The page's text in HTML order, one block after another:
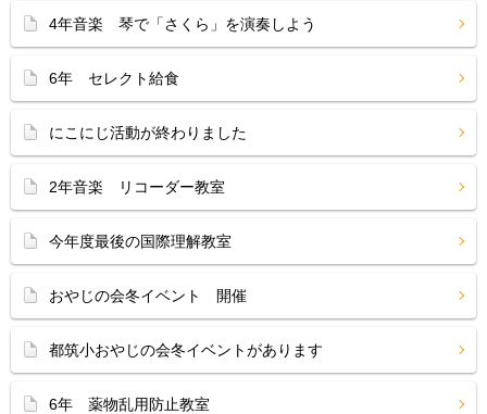
4年音楽 琴で「さくら」を演奏しよう
6年 セレクト給食
にこにじ活動が終わりました
2年音楽 リコーダー教室
今年度最後の国際理解教室
おやじの会冬イベント 開催
都筑小おやじの会冬イベントがあります
6年 薬物乱用防止教室